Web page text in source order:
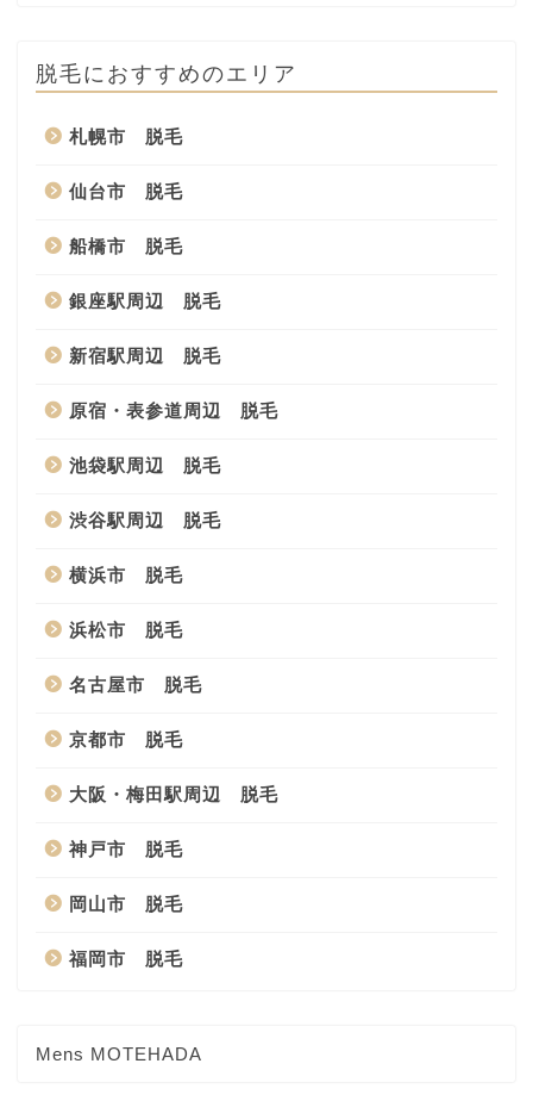
脱毛におすすめのエリア
札幌市 脱毛
仙台市 脱毛
船橋市 脱毛
銀座駅周辺 脱毛
新宿駅周辺 脱毛
原宿・表参道周辺 脱毛
池袋駅周辺 脱毛
渋谷駅周辺 脱毛
横浜市 脱毛
浜松市 脱毛
名古屋市 脱毛
京都市 脱毛
大阪・梅田駅周辺 脱毛
神戸市 脱毛
岡山市 脱毛
福岡市 脱毛
Mens MOTEHADA